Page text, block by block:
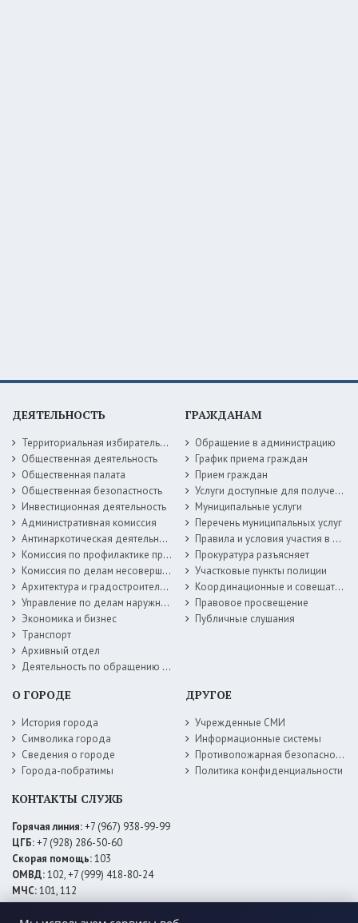
ДЕЯТЕЛЬНОСТЬ
Территориальная избирательная комиссия
Общественная деятельность
Общественная палата
Общественная безопастность
Инвестиционная деятельность
Административная комиссия
Антинаркотическая деятельность
Комиссия по профилактике правонарушений
Комиссия по делам несовершеннолетних
Архитектура и градостроительство
Управление по делам наружной рекламы
Экономика и бизнес
Транспорт
Архивный отдел
Деятельность по обращению с животными без владельцев
ГРАЖДАНАМ
Обращение в администрацию
График приема граждан
Прием граждан
Услуги доступные для получения в электронной форме
Муниципальные услуги
Перечень муниципальных услуг
Правила и условия участия в жилищных программах
Прокуратура разъясняет
Участковые пункты полиции
Координационные и совещательные органы
Правовое просвещение
Публичные слушания
О ГОРОДЕ
История города
Символика города
Сведения о городе
Города-побратимы
ДРУГОЕ
Учрежденные СМИ
Информационные системы
Противопожарная безопасность
Политика конфиденциальности
КОНТАКТЫ СЛУЖБ
Горячая линия:+7 (967) 938-99-99
ЦГБ:+7 (928) 286-50-60
Скорая помощь:103
ОМВД:102, +7 (999) 418-80-24
МЧС:101, 112
ЕДДС:+7 (928) 576-09-83